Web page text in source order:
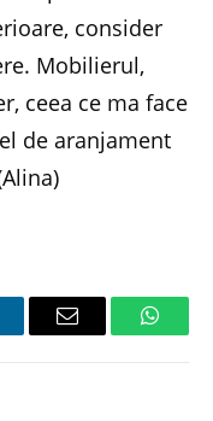
consider
Mobilierul,
ceea ce ma face
de aranjament
Email